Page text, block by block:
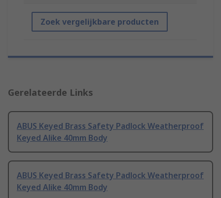
Zoek vergelijkbare producten
Gerelateerde Links
ABUS Keyed Brass Safety Padlock Weatherproof
Keyed Alike 40mm Body
ABUS Keyed Brass Safety Padlock Weatherproof
Keyed Alike 40mm Body